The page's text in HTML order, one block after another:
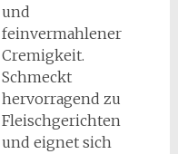
und
feinvermahlener
Cremigkeit.
Schmeckt
hervorragend zu
Fleischgerichten
und eignet sich